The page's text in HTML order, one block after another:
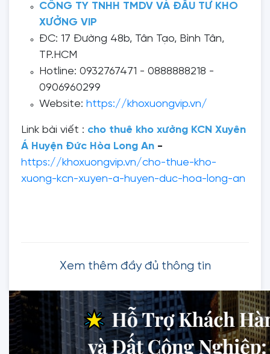
CÔNG TY TNHH TMDV VÀ ĐẦU TƯ KHO
XƯỞNG VIP
ĐC: 17 Đường 48b, Tân Tạo, Bình Tân,
TP.HCM
Hotline: 0932767471 - 0888888218 -
0906960299
Website: https://khoxuongvip.vn/
Link bài viết : cho thuê kho xưởng KCN Xuyên
Á Huyện Đức Hòa Long An -
https://khoxuongvip.vn/cho-thue-kho-
xuong-kcn-xuyen-a-huyen-duc-hoa-long-an
Xem thêm đầy đủ thông tin